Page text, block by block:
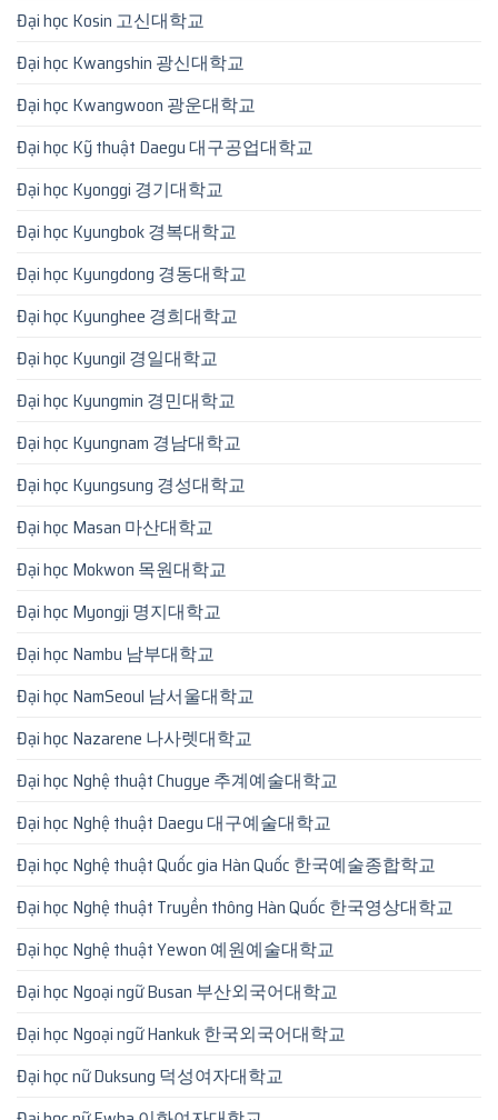
Đại học Kosin 고신대학교
Đại học Kwangshin 광신대학교
Đại học Kwangwoon 광운대학교
Đại học Kỹ thuật Daegu 대구공업대학교
Đại học Kyonggi 경기대학교
Đại học Kyungbok 경복대학교
Đại học Kyungdong 경동대학교
Đại học Kyunghee 경희대학교
Đại học Kyungil 경일대학교
Đại học Kyungmin 경민대학교
Đại học Kyungnam 경남대학교
Đại học Kyungsung 경성대학교
Đại học Masan 마산대학교
Đại học Mokwon 목원대학교
Đại học Myongji 명지대학교
Đại học Nambu 남부대학교
Đại học NamSeoul 남서울대학교
Đại học Nazarene 나사렛대학교
Đại học Nghệ thuật Chugye 추계예술대학교
Đại học Nghệ thuật Daegu 대구예술대학교
Đại học Nghệ thuật Quốc gia Hàn Quốc 한국예술종합학교
Đại học Nghệ thuật Truyền thông Hàn Quốc 한국영상대학교
Đại học Nghệ thuật Yewon 예원예술대학교
Đại học Ngoại ngữ Busan 부산외국어대학교
Đại học Ngoại ngữ Hankuk 한국외국어대학교
Đại học nữ Duksung 덕성여자대학교